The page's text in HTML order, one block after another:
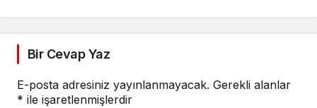
Bir Cevap Yaz
E-posta adresiniz yayınlanmayacak. Gerekli alanlar
* ile işaretlenmişlerdir